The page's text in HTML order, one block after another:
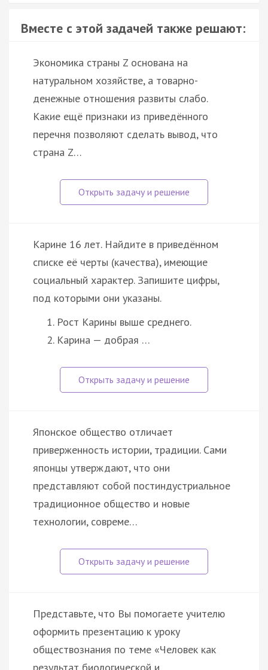
Вместе с этой задачей также решают:
Экономика страны Z основана на
натуральном хозяйстве, а товарно-
денежные отношения развиты слабо.
Какие ещё признаки из приведённого
перечня позволяют сделать вывод, что
страна Z…
Карине 16 лет. Найдите в приведённом
списке её черты (качества), имеющие
социальный характер. Запишите цифры,
под которыми они указаны.
Рост Карины выше среднего.
Карина — добрая …
Японское общество отличает
приверженность истории, традиции. Сами
японцы утверждают, что они
представляют собой постиндустриальное
традиционное общество и новые
технологии, совреме…
Представьте, что Вы помогаете учителю
оформить презентацию к уроку
обществознания по теме «Человек как
результат биологической и